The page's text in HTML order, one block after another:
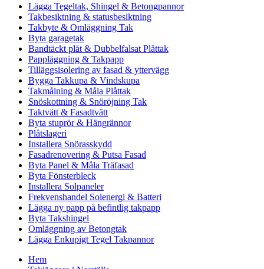
Lägga Tegeltak, Shingel & Betongpannor
Takbesiktning & statusbesiktning
Takbyte & Omläggning Tak
Byta garagetak
Bandtäckt plåt & Dubbelfalsat Plåttak
Pappläggning & Takpapp
Tilläggsisolering av fasad & yttervägg
Bygga Takkupa & Vindskupa
Takmålning & Måla Plåttak
Snöskottning & Snöröjning Tak
Taktvätt & Fasadtvätt
Byta stuprör & Hängrännor
Plåtslageri
Installera Snörasskydd
Fasadrenovering & Putsa Fasad
Byta Panel & Måla Träfasad
Byta Fönsterbleck
Installera Solpaneler
Frekvenshandel Solenergi & Batteri
Lägga ny papp på befintlig takpapp
Byta Takshingel
Omläggning av Betongtak
Lägga Enkupigt Tegel Takpannor
Hem